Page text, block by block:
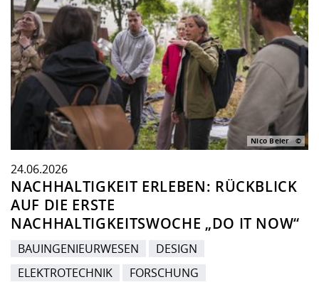
NACHHALTIGKEIT ERLEBEN: RÜCKBLICK
AUF DIE ERSTE
NACHHALTIGKEITSWOCHE „DO IT NOW“
24.06.2026
BAUINGENIEURWESEN
DESIGN
ELEKTROTECHNIK
FORSCHUNG
Nico Beier